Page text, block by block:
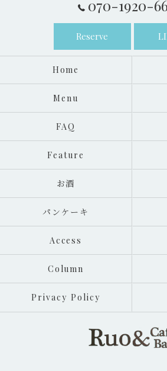
070-1920-
Reserve
Home
Menu
FAQ
Feature
お酒
パンケーキ
Access
Column
Privacy Policy